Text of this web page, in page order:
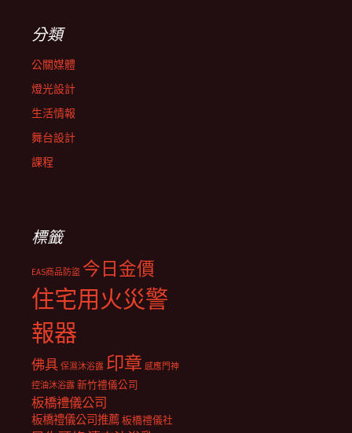
分類
公關媒體
燈光設計
生活情報
舞台設計
課程
標籤
EAS商品防盜 今日金價
住宅用火災警
報器
佛具 保濕沐浴露 印章 感應門神
控油沐浴露 新竹禮儀公司
板橋禮儀公司
板橋禮儀公司推薦板橋禮儀社